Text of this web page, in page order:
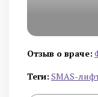
Отзыв о враче:
Теги: SMAS-